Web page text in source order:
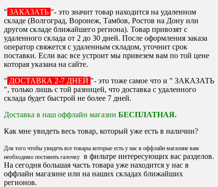
" ЗАКАЗАТЬ "- это значит товар находится на удаленном
складе (Волгоград, Воронеж, Тамбов, Ростов на Дону или
другом складе ближайшего региона). Товар привозят с
удаленного склада от 2 до 30 дней. После оформления заказа
оператор свяжется с удаленным складом, уточнит срок
поставки. Если вас все устроит мы привезем вам по той цене
которая указана на сайте.
" ДОСТАВКА 2-7 ДНЕЙ "- это тоже самое что и " ЗАКАЗАТЬ
", только лишь с той разницей, что доставка с удаленного
склада будет быстрой не более 7 дней.
Доставка в наш оффлайн магазин БЕСПЛАТНАЯ.
Как мне увидеть весь товар, который уже есть в наличии?
Для того чтобы увидеть все товары которые есть у нас в оффлайн магазине вам
необходимо поставить галочку в фильтре интересующих вас разделов.
На сегодня большая часть товара уже находится у нас в
оффлайн магазине или на наших складах ближайших
регионов.